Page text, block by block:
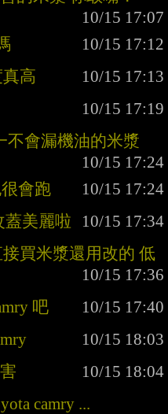
高
不會漏機油的米漿
會跑
蓋美麗啦
買米漿還用改的 低
吧
camry ...